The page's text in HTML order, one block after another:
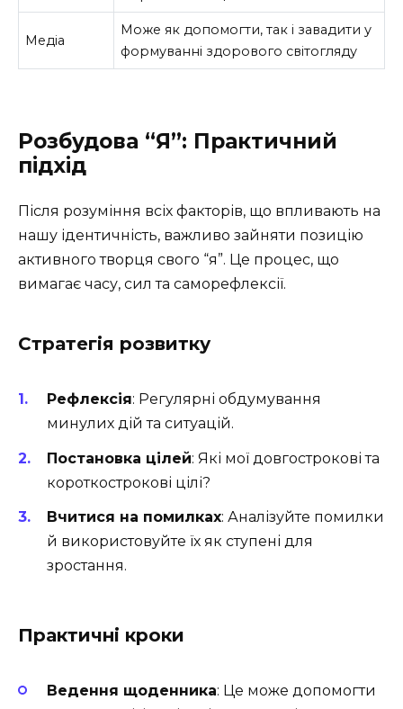
Медіа
Може як допомогти, так і завадити у
формуванні здорового світогляду
Розбудова “Я”: Практичний
підхід
Після розуміння всіх факторів, що впливають на
нашу ідентичність, важливо зайняти позицію
активного творця свого “я”. Це процес, що
вимагає часу, сил та саморефлексії.
Стратегія розвитку
Рефлексія: Регулярні обдумування
минулих дій та ситуацій.
Постановка цілей: Які мої довгострокові та
короткострокові цілі?
Вчитися на помилках: Аналізуйте помилки
й використовуйте їх як ступені для
зростання.
Практичні кроки
Ведення щоденника: Це може допомогти